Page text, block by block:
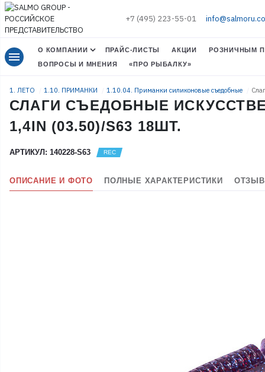
+7 (495) 223-55-01
menu О КОМПАНИИ ПРАЙС-ЛИСТЫ АКЦИИ
РОЗНИЧНЫМ
ВОПРОСЫ И МНЕНИЯ
«ПРО РЫБАЛКУ»
1. ЛЕТО 1.10. ПРИМАНКИ 1.10.04. Приманки силиконовые съедобные
СЛАГИ СЪЕДОБНЫЕ
1,4IN (03.50)/S63 18ШТ.
АРТИКУЛ: 140228-S63
ОПИСАНИЕ И ФОТО ПОЛНЫЕ ХАРАКТЕРИСТИКИ